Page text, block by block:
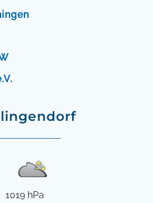
1019 hPa